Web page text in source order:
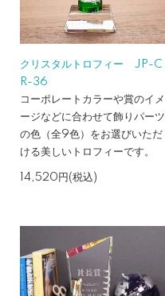
クリスタルトロフィー JP-C
R-36
コーポレートカラーや賞のイメ
ージなどに合わせて飾りパーツ
の色（全9色）をお選びいただ
ける美しいトロフィーです。
14,520円(税込)